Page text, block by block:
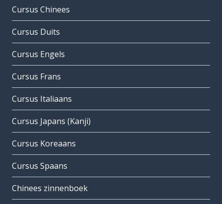
Cursus Chinees
Cursus Duits
Cursus Engels
Cursus Frans
Cursus Italiaans
Cursus Japans (Kanji)
Cursus Koreaans
Cursus Spaans
Chinees zinnenboek